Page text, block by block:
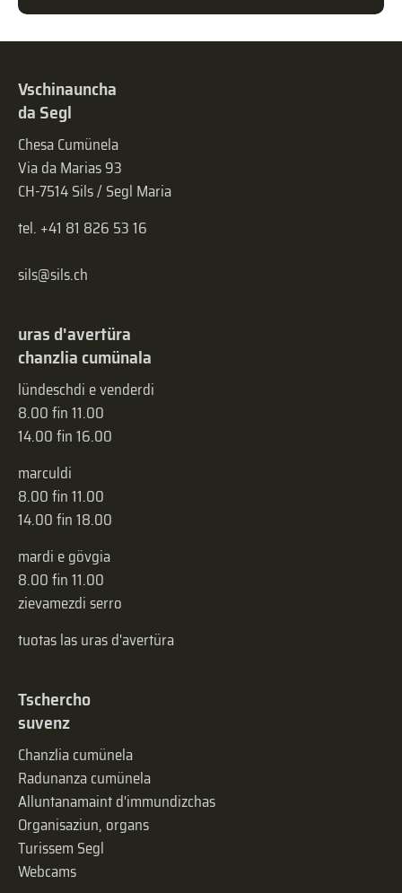
Vschinauncha
da Segl
Chesa Cumünela
Via da Marias 93
CH-7514 Sils / Segl Maria
tel. +41 81 826 53 16
sils@sils.ch
uras d'avertüra
chanzlia cumünala
lündeschdi e venderdi
8.00 fin 11.00
14.00 fin 16.00
marculdi
8.00 fin 11.00
14.00 fin 18.00
mardi e gövgia
8.00 fin 11.00
zievamezdi serro
tuotas las uras d'avertüra
Tschercho
suvenz
Chanzlia cumünela
Radunanza cumünela
Alluntanamaint d'immundizchas
Organisaziun, organs
Turissem Segl
Webcams